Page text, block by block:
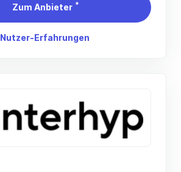
Zum Anbieter *
Nutzer-Erfahrungen